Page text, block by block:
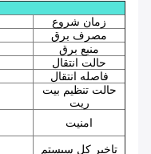
زمان شروع
مصرف برق
منبع برق
حالت انتقال
فاصله انتقال
حالت تنظیم بیت
ریت
امنیت
تاخیر کل سیستم